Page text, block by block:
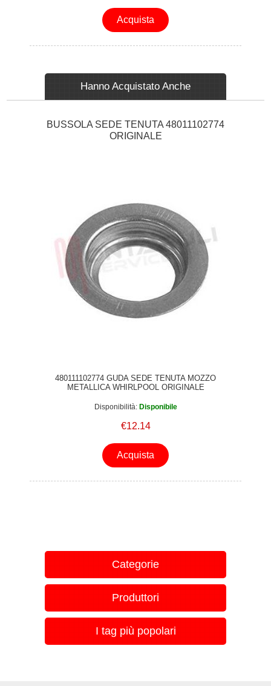
Acquista
Hanno Acquistato Anche
BUSSOLA SEDE TENUTA 48011102774
ORIGINALE
480111102774 GUDA SEDE TENUTA MOZZO
METALLICA WHIRLPOOL ORIGINALE
Disponibilità: Disponibile
€12.14
Acquista
Categorie
Produttori
I tag più popolari